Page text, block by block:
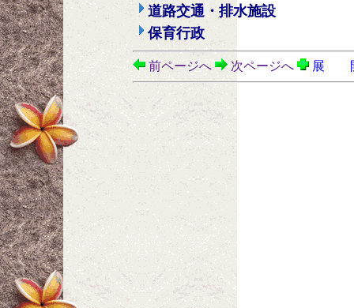
道路交通・排水施設
保育行政
前ページへ 次ページへ 展